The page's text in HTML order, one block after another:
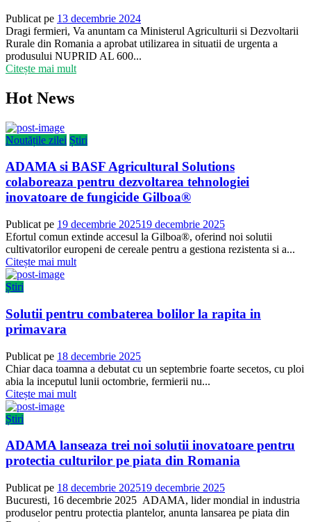
Publicat pe 13 decembrie 2024
Dragi fermieri, Va anuntam ca Ministerul Agriculturii si Dezvoltarii
Rurale din Romania a aprobat utilizarea in situatii de urgenta a
produsului NUPRID AL 600...
Citește mai mult
Hot News
Noutățile zilei Știri
ADAMA si BASF Agricultural Solutions
colaboreaza pentru dezvoltarea tehnologiei
inovatoare de fungicide Gilboa®
Publicat pe 19 decembrie 202519 decembrie 2025
Efortul comun extinde accesul la Gilboa®, oferind noi solutii
cultivatorilor europeni de cereale pentru a gestiona rezistenta si a...
Citește mai mult
Știri
Solutii pentru combaterea bolilor la rapita in
primavara
Publicat pe 18 decembrie 2025
Chiar daca toamna a debutat cu un septembrie foarte secetos, cu ploi
abia la inceputul lunii octombrie, fermierii nu...
Citește mai mult
Știri
ADAMA lanseaza trei noi solutii inovatoare pentru
protectia culturilor pe piata din Romania
Publicat pe 18 decembrie 202519 decembrie 2025
Bucuresti, 16 decembrie 2025 ADAMA, lider mondial in industria
produselor pentru protectia plantelor, anunta lansarea pe piata din